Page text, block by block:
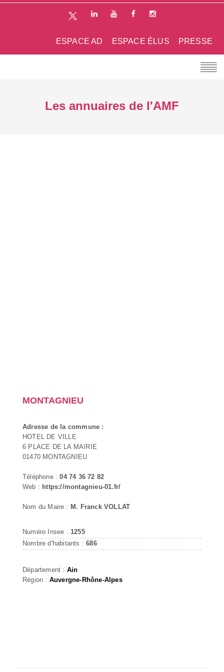
PRESSE
ESPACE ÉLUS
ESPACE AD
Les annuaires de l'AMF
MONTAGNIEU
Adresse de la commune :
HOTEL DE VILLE
6 PLACE DE LA MAIRIE
01470 MONTAGNIEU
Téléphone :04 74 36 72 82
Web : https://montagnieu-01.fr/
Nom du Maire : M. Franck VOLLAT
Numéro Insee : 1255
Nombre d'habitants :686
Département : Ain
Région : Auvergne-Rhône-Alpes